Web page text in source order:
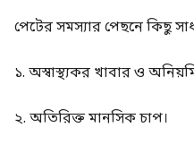
পেটের সমস্যার পেছনে কিছু
১. অস্বাস্থ্যকর খাবার ও
২. অতিরিক্ত মানসিক চাপ।